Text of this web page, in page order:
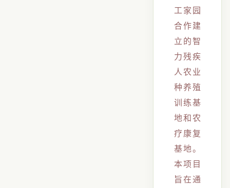
工家园
合作建
立的智
力残疾
人农业
种养殖
训练基
地和农
疗康复
基地。
本项目
旨在通